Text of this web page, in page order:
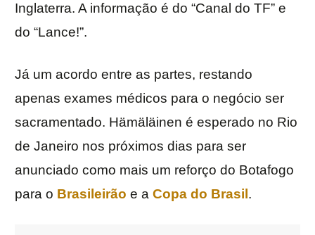
Inglaterra. A informação é do “Canal do TF” e
do “Lance!”.
Já um acordo entre as partes, restando
apenas exames médicos para o negócio ser
sacramentado. Hämäläinen é esperado no Rio
de Janeiro nos próximos dias para ser
anunciado como mais um reforço do Botafogo
para o Brasileirão e a Copa do Brasil .